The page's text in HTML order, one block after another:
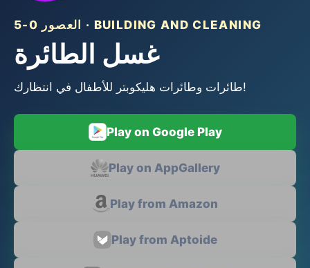
العصور 0-5 · BUILDING AND CLEANING
غسل الطائرة
طائرات وطائرات هليكوبتر للأطفال في انتظارك!
Play on Google Play
Play on AppGallery
Play from Amazon
Play from Aptoide